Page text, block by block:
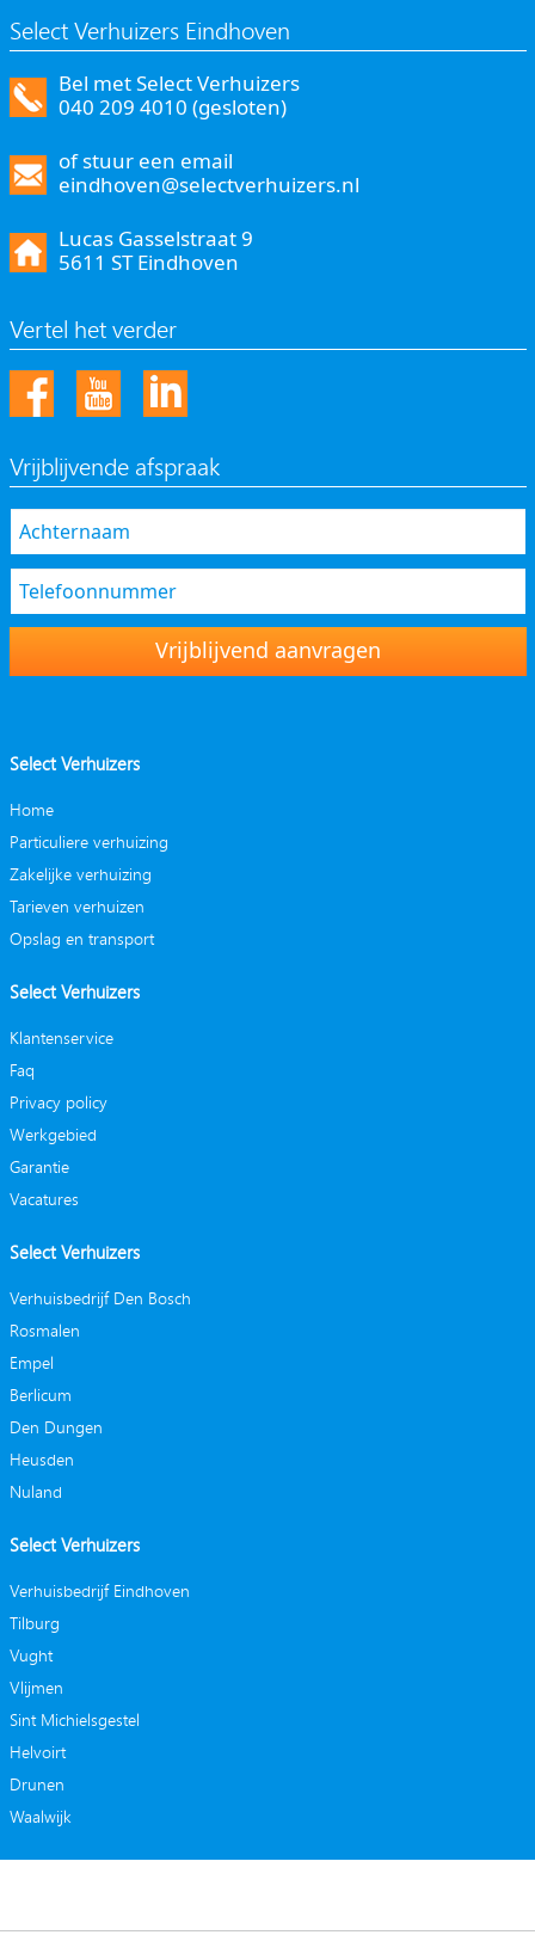
Select Verhuizers Eindhoven
Bel met Select Verhuizers
040 209 4010 (gesloten)
of stuur een email
eindhoven@selectverhuizers.nl
Lucas Gasselstraat 9
5611 ST Eindhoven
Vertel het verder
Vrijblijvende afspraak
Vrijblijvend aanvragen
Select Verhuizers
Home
Particuliere verhuizing
Zakelijke verhuizing
Tarieven verhuizen
Opslag en transport
Select Verhuizers
Klantenservice
Faq
Privacy policy
Werkgebied
Garantie
Vacatures
Select Verhuizers
Verhuisbedrijf Den Bosch
Rosmalen
Empel
Berlicum
Den Dungen
Heusden
Nuland
Select Verhuizers
Verhuisbedrijf Eindhoven
Tilburg
Vught
Vlijmen
Sint Michielsgestel
Helvoirt
Drunen
Waalwijk